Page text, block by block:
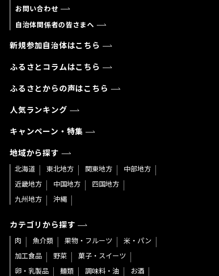
お問い合わせ
自治体関係者の皆さまへ
新規参加自治体はこちら
ふるさとコラムはこちら
ふるさとからの声はこちら
人気ランキング
キャンペーン・特集
地域から探す
北海道 東北地方 関東地方
中部地方
近畿地方
中国地方
四国地方
九州地方
沖縄
カテゴリから探す
肉 魚介類 果物・フルーツ
米・パン
加工食品
野菜
菓子・スイーツ
卵・乳製品
麺類 調味料・油
お酒